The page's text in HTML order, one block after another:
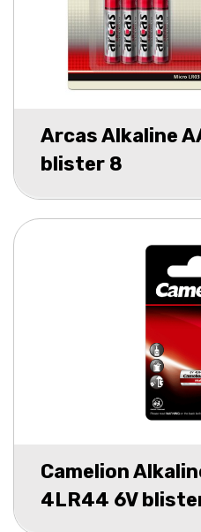
Arcas Alkaline
blister 8
Camelion
4LR44 6V